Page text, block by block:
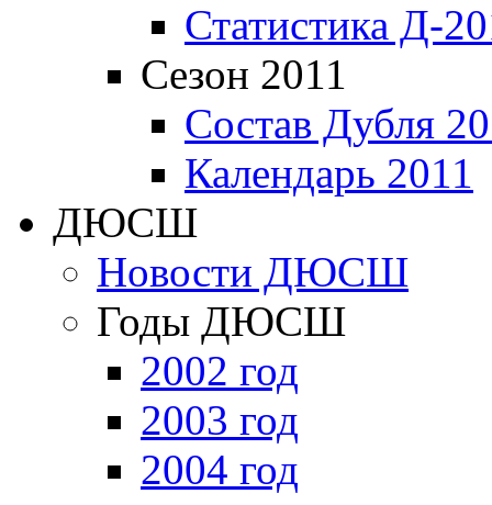
Статистика Д-
Сезон 2011
Состав Дубля
Календарь 2011
ДЮСШ
Новости ДЮСШ
Годы ДЮСШ
2002 год
2003 год
2004 год